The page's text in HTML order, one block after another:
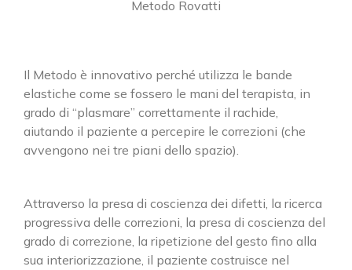
Metodo Rovatti
Il Metodo è innovativo perché utilizza le bande
elastiche come se fossero le mani del terapista, in
grado di “plasmare” correttamente il rachide,
aiutando il paziente a percepire le correzioni (che
avvengono nei tre piani dello spazio).
Attraverso la presa di coscienza dei difetti, la ricerca
progressiva delle correzioni, la presa di coscienza del
grado di correzione, la ripetizione del gesto fino alla
sua interiorizzazione, il paziente costruisce nel